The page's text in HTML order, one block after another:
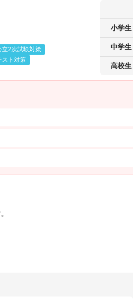
立2次試験対策
スト対策
小学生
中学生
高校生